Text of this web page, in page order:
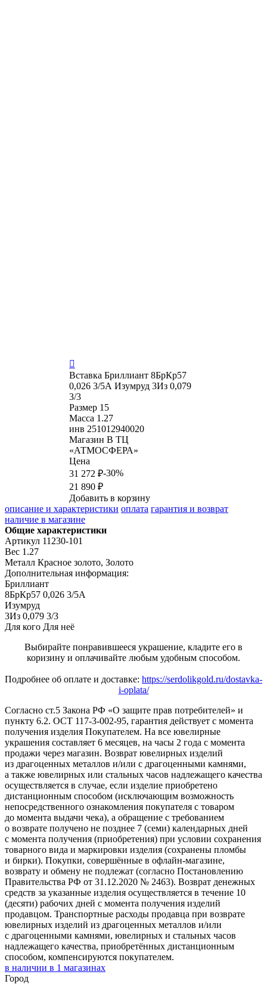

Вставка Бриллиант 8БрКр57
0,026 3/5А Изумруд 3Из 0,079
3/3
Размер 15
Масса 1.27
инв 251012940020
Магазин В ТЦ
«АТМОСФЕРА»
Цена
31 272 ₽-30%
21 890 ₽
Добавить в корзину
описание и характеристики оплата гарантия и возврат
наличие в магазине
Общие характеристики
Артикул 11230-101
Вес 1.27
Металл Красное золото, Золото
Дополнительная информация:
Бриллиант
8БрКр57 0,026 3/5А
Изумруд
3Из 0,079 3/3
Для кого Для неё
Выбирайте понравившееся украшение, кладите его в
коризину и оплачивайте любым удобным способом.
Подробнее об оплате и доставке: https://serdolikgold.ru/dostavka-
i-oplata/
Согласно ст.5 Закона РФ «О защите прав потребителей» и
пункту 6.2. ОСТ 117-3-002-95, гарантия действует с момента
получения изделия Покупателем. На все ювелирные
украшения составляет 6 месяцев, на часы 2 года с момента
продажи через магазин. Возврат ювелирных изделий
из драгоценных металлов и/или с драгоценными камнями,
а также ювелирных или стальных часов надлежащего качества
осуществляется в случае, если изделие приобретено
дистанционным способом (исключающим возможность
непосредственного ознакомления покупателя с товаром
до момента выдачи чека), а обращение с требованием
о возврате получено не позднее 7 (семи) календарных дней
с момента получения (приобретения) при условии сохранения
товарного вида и маркировки изделия (сохранены пломбы
и бирки). Покупки, совершённые в офлайн-магазине,
возврату и обмену не подлежат (согласно Постановлению
Правительства РФ от 31.12.2020 № 2463). Возврат денежных
средств за указанные изделия осуществляется в течение 10
(десяти) рабочих дней с момента получения изделий
продавцом. Транспортные расходы продавца при возврате
ювелирных изделий из драгоценных металлов и/или
с драгоценными камнями, ювелирных и стальных часов
надлежащего качества, приобретённых дистанционным
способом, компенсируются покупателем.
в наличии в 1 магазинах
Город